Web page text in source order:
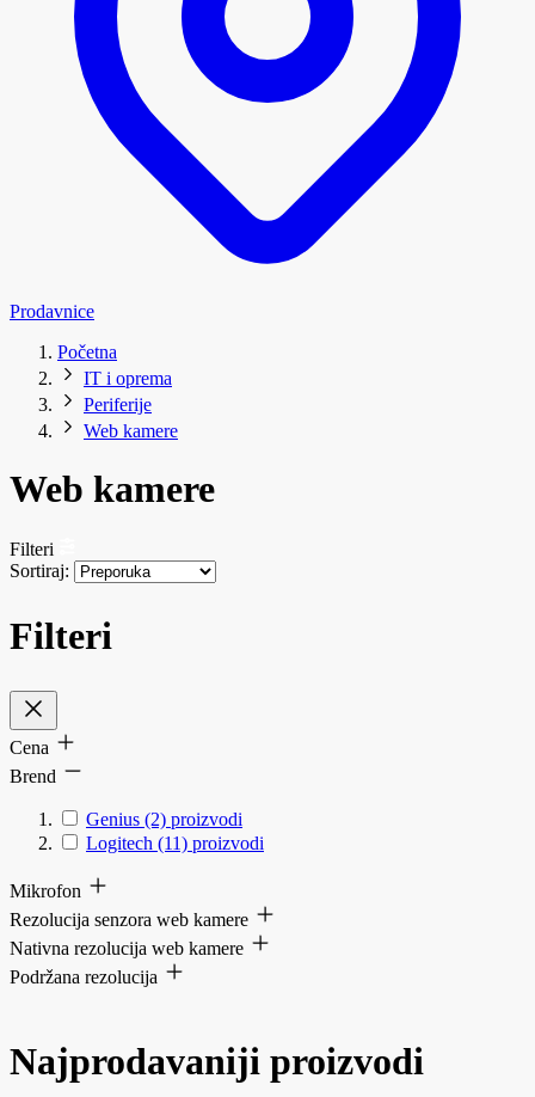
Prodavnice
Početna
IT i oprema
Periferije
Web kamere
Web kamere
Filteri
Sortiraj:
Filteri
Cena
Brend
Genius (2) proizvodi
Logitech (11) proizvodi
Mikrofon
Rezolucija senzora web kamere
Nativna rezolucija web kamere
Podržana rezolucija
Najprodavaniji proizvodi